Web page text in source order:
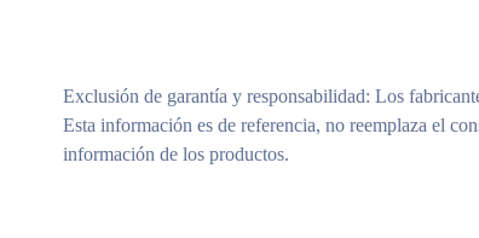
Exclusión de garantía y responsabilidad: Los
Esta información es de referencia, no reemplaza el
información de los productos.